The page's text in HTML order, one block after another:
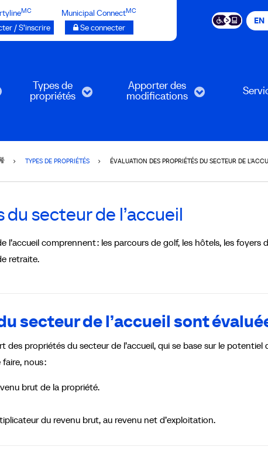
MC
/ S’inscrire
Municipal ConnectMC
Se connecter
EN
Types de
propriétés
Apporter des
modifications
TYPES DE PROPRIÉTÉS ÉVALUATION DES PROPRIÉTÉS DU SECTEUR DE
secteur de l’accueil
l’accueil comprennent : les parcours de golf, les hôtels, les foyers
retraite.
secteur de l’accueil sont
des propriétés du secteur de l’accueil, qui se base sur le potentiel
nous :
brut de la propriété.
du revenu brut, au revenu net d’exploitation.